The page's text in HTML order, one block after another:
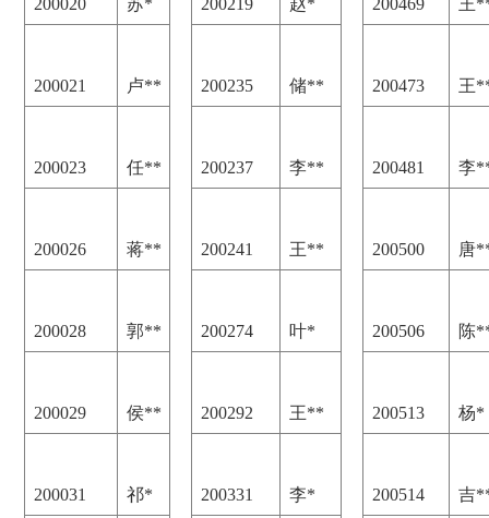
200020 苏* 200219 赵* 200469 王
200021 卢** 200235 储** 200473 王
200023 任** 200237 李** 200481 李
200026 蒋** 200241 王** 200500 唐
200028 郭** 200274 叶* 200506 陈
200029 侯** 200292 王** 200513 杨*
200031 祁* 200331 李* 200514 吉